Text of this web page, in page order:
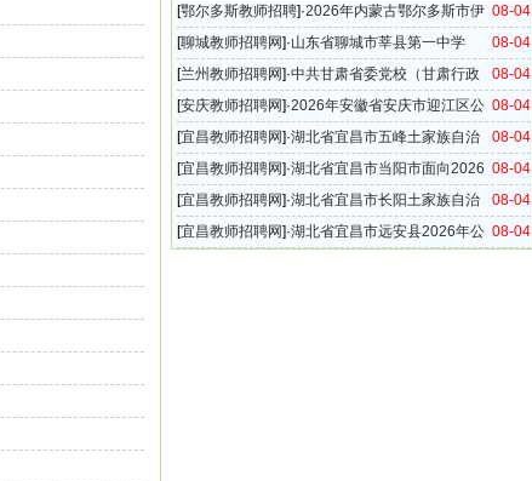
办幼儿园教师招聘20名公告
08-04
[鄂尔多斯教师招聘]·2026年内蒙古鄂尔多斯市伊
金霍洛旗高级中学分校招聘临聘教师公告
08-04
[聊城教师招聘网]·山东省聊城市莘县第一中学
2026年教师招聘公告
08-04
[兰州教师招聘网]·中共甘肃省委党校（甘肃行政
学院）2026年公开招聘博士研究生公告
08-04
[安庆教师招聘网]·2026年安徽省安庆市迎江区公
开选调初中教师公告
08-04
[宜昌教师招聘网]·湖北省宜昌市五峰土家族自治
县事业单位2026年教师招聘公告
08-04
[宜昌教师招聘网]·湖北省宜昌市当阳市面向2026
届公费师范毕业生专项招聘事业单位工作人员公告08-04
[宜昌教师招聘网]·湖北省宜昌市长阳土家族自治
县2026年公费师范毕业生专项招聘公告
08-04
[宜昌教师招聘网]·湖北省宜昌市远安县2026年公